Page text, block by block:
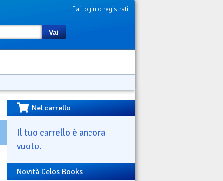
Fai login o registrati
Vai
Nel carrello
Il tuo carrello è ancora
vuoto.
Novità Delos Books